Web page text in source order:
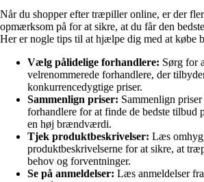
Når du shopper efter træpiller online, er der
opmærksom på for at sikre, at du får den
Her er nogle tips til at hjælpe dig med at købe
Vælg pålidelige forhandlere: Sørg for
velrenommerede forhandlere, der
konkurrencedygtige priser.
Sammenlign priser: Sammenlign
forhandlere for at finde de bedste tilbud
en høj brændværdi.
Tjek produktbeskrivelser: Læs
produktbeskrivelserne for at sikre, at
behov og forventninger.
Se på anmeldelser: Læs anmeldelser